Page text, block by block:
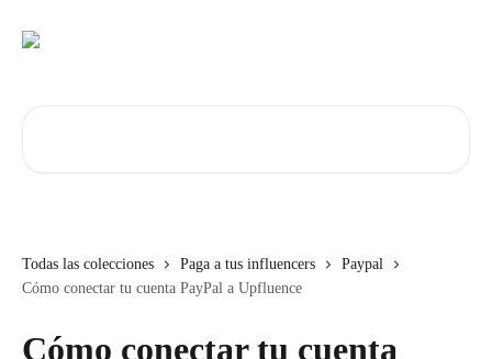
Todas las colecciones Paga a tus influencers
Paypal
Cómo conectar tu cuenta PayPal a Upfluence
Cómo conectar tu cuenta